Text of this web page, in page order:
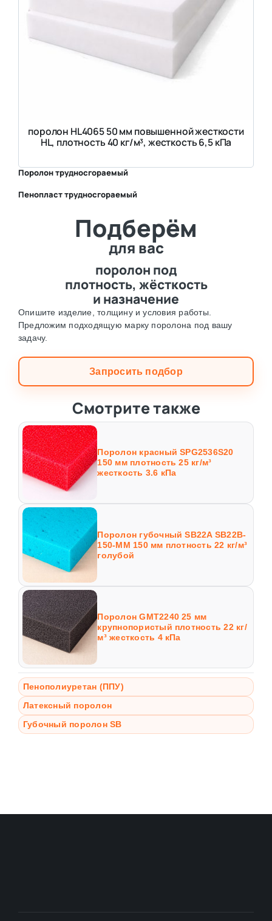
поролон HL4065 50 мм повышенной жесткости
HL, плотность 40 кг/м³, жесткость 6,5 кПа
Поролон трудносгораемый
Пенопласт трудносгораемый
Подберём
для вас
поролон под
плотность, жёсткость
и назначение
Опишите изделие, толщину и условия работы.
Предложим подходящую марку поролона под вашу
задачу.
Запросить подбор
Смотрите также
Поролон красный SPG2536S20
150 мм плотность 25 кг/м³
жесткость 3.6 кПа
Поролон губочный SB22A SB22B-
150-MM 150 мм плотность 22 кг/м³
голубой
Поролон GMT2240 25 мм
крупнопористый плотность 22 кг/
м³ жесткость 4 кПа
Пенополиуретан (ППУ)
Латексный поролон
Губочный поролон SB